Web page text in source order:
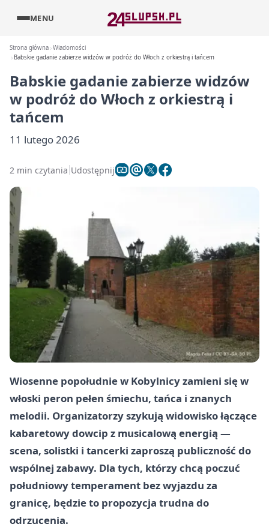
MENU
Strona główna Wiadomości
Babskie gadanie zabierze widzów w podróż do Włoch z orkiestrą i tańcem
Babskie gadanie zabierze widzów
w podróż do Włoch z orkiestrą i
tańcem
11 lutego 2026
2 min czytania Udostępnij
Wiosenne popołudnie w Kobylnicy zamieni się w
włoski peron pełen śmiechu, tańca i znanych
melodii. Organizatorzy szykują widowisko łączące
kabaretowy dowcip z musicalową energią —
scena, solistki i tancerki zaproszą publiczność do
wspólnej zabawy. Dla tych, którzy chcą poczuć
południowy temperament bez wyjazdu za
granicę, będzie to propozycja trudna do
odrzucenia.